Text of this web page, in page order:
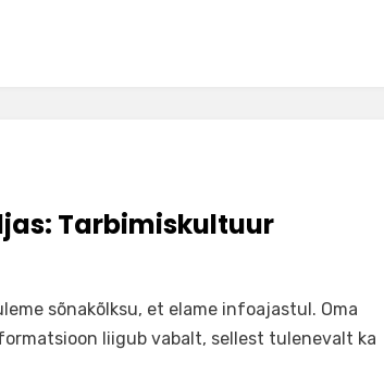
Tarbimiskultuur
sõnakõlksu, et elame infoajastul. Oma
liigub vabalt, sellest tulenevalt ka